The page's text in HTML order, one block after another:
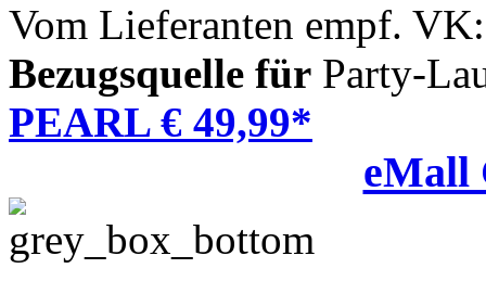
Vom Lieferanten empf.
Bezugsquelle für Party-
PEARL € 49,99*
eMall